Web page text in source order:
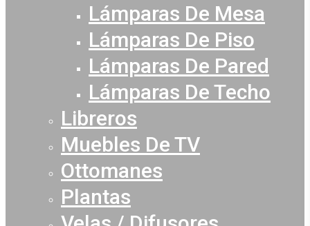
Lámparas De Mesa
Lámparas De Piso
Lámparas De Pared
Lámparas De Techo
Libreros
Muebles De TV
Ottomanes
Plantas